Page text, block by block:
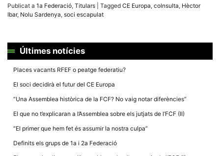
Publicat a 1a Federació, Titulars Tagged CE Europa, colnsulta, Hèctor
Ibar, Nolu Sardenya, soci escapulat
Últimes notícies
Places vacants RFEF o peatge federatiu?
El soci decidirà el futur del CE Europa
“Una Assemblea històrica de la FCF? No vaig notar diferències”
El que no t’explicaran a l’Assemblea sobre els jutjats de l’FCF (II)
“El primer que hem fet és assumir la nostra culpa”
Definits els grups de 1a i 2a Federació
incrementes
la possibilitat